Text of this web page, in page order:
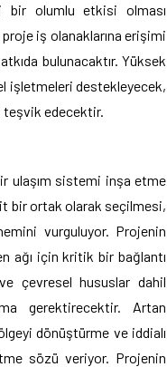
bir olumlu etkisi olması
iş olanaklarına erişimi
bulunacaktır. Yüksek
işletmeleri destekleyecek,
teşvik edecektir.
ulaşım sistemi inşa etme
bir ortak olarak seçilmesi,
vurguluyor. Projenin
ağı için kritik bir bağlantı
çevresel hususlar dahil
gerektirecektir. Artan
dönüştürme ve iddialı
sözü veriyor. Projenin